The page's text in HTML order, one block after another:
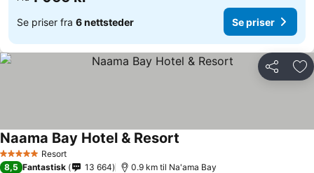
Se priser fra 6 nettsteder Se priser
Del
5 Stjerner Resort
Naama Bay Hotel & Resort
8,5 Fantastisk 13 664 0.9 km til Na'ama Bay